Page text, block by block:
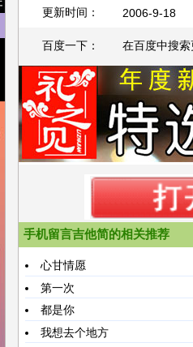
更新时间： 2006-9-18
百度一下： 在百度中搜
手机留言吉他简的相关推荐
心甘情愿
第一次
都是你
我想去个地方